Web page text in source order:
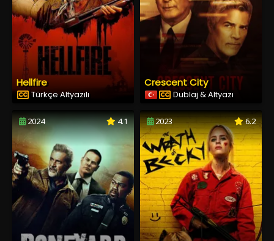
Hellfire
Türkçe Altyazılı
Crescent City
Dublaj & Altyazı
2024 4.1 2023 6.2